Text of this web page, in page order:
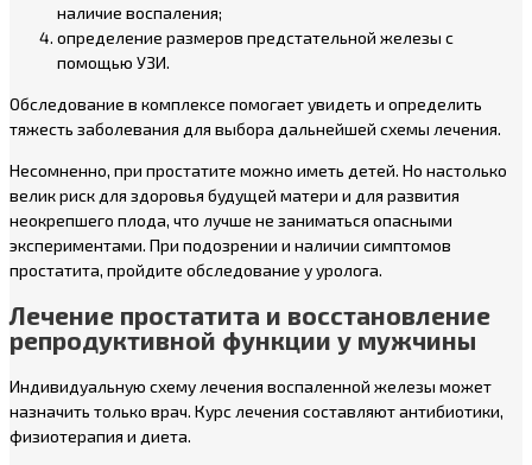
наличие воспаления;
определение размеров предстательной железы с
помощью УЗИ.
Обследование в комплексе помогает увидеть и определить
тяжесть заболевания для выбора дальнейшей схемы лечения.
Несомненно, при простатите можно иметь детей. Но настолько
велик риск для здоровья будущей матери и для развития
неокрепшего плода, что лучше не заниматься опасными
экспериментами. При подозрении и наличии симптомов
простатита, пройдите обследование у уролога.
Лечение простатита и восстановление
репродуктивной функции у мужчины
Индивидуальную схему лечения воспаленной железы может
назначить только врач. Курс лечения составляют антибиотики,
физиотерапия и диета.